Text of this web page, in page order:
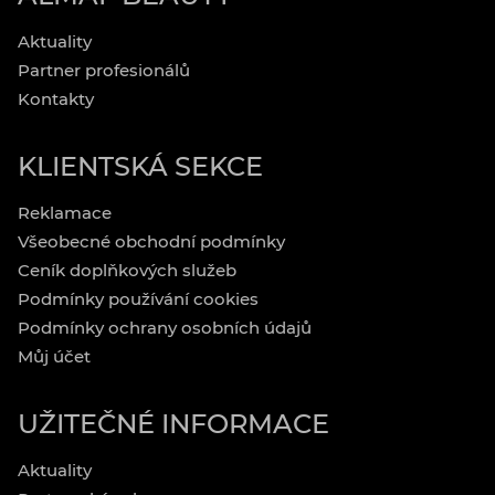
Aktuality
Partner profesionálů
Kontakty
KLIENTSKÁ SEKCE
Reklamace
Všeobecné obchodní podmínky
Ceník doplňkových služeb
Podmínky používání cookies
Podmínky ochrany osobních údajů
Můj účet
UŽITEČNÉ INFORMACE
Aktuality